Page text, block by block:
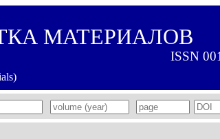
МАТЕРИАЛОВ
ISSN